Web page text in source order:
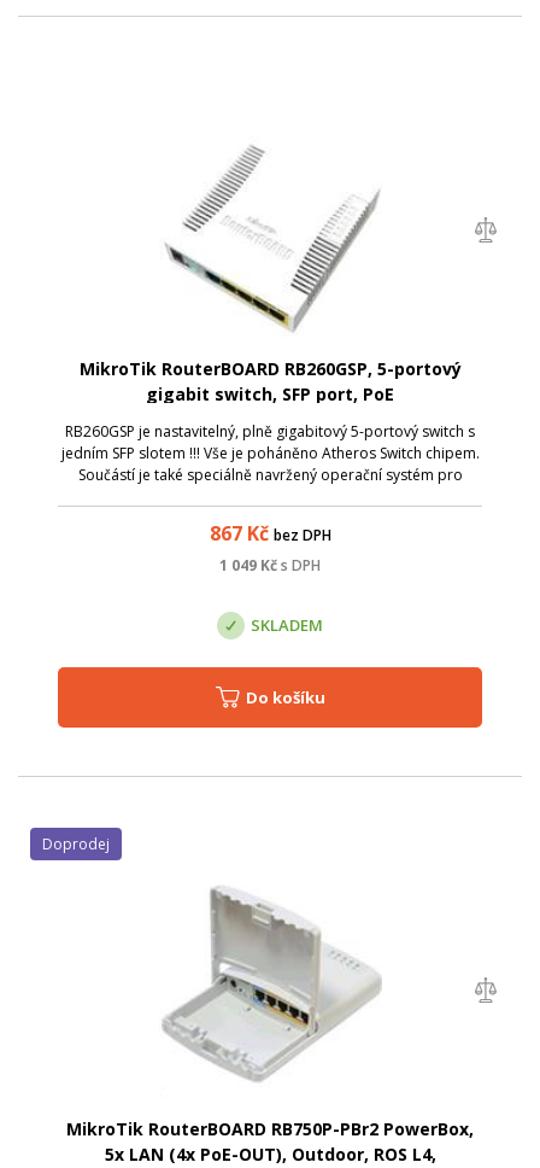
MikroTik RouterBOARD RB260GSP, 5-portový
gigabit switch, SFP port, PoE
RB260GSP je nastavitelný, plně gigabitový 5-portový switch s
jedním SFP slotem !!! Vše je poháněno Atheros Switch chipem.
Součástí je také speciálně navržený operační systém pro
867Kč bez DPH
1 049 Kčs DPH
SKLADEM
Do košíku
MikroTik RouterBOARD RB750P-PBr2 PowerBox,
5x LAN (4x PoE-OUT), Outdoor, ROS L4,
Doprodej